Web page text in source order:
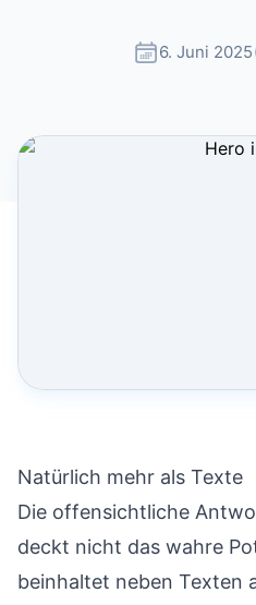
6. Juni 2025
Natürlich mehr als Texte
Die offensichtliche
deckt nicht das wahre
beinhaltet neben Texten